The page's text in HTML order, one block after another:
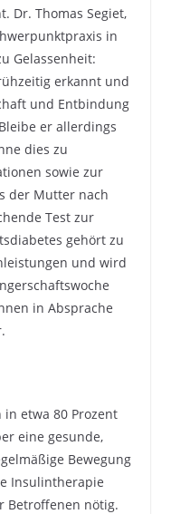
Dr. Thomas Segiet,
in
Gelassenheit:
erkannt und
und Entbindung
er allerdings
dies zu
sowie zur
der Mutter nach
Test zur
gehört zu
und wird
in Absprache
etwa 80 Prozent
eine gesunde,
Bewegung
Insulintherapie
Betroffenen nötig.